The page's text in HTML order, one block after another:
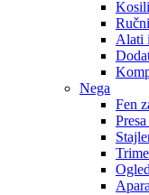
Alati
Nega
Fen